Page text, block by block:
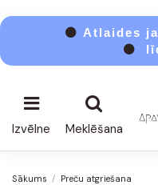
⚫ Atlaides
⚫
Izvēlne Meklēšana
Sākums Preču atgriešana